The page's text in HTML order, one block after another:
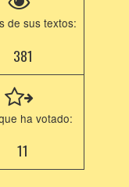
de sus textos:
381
ha votado:
11